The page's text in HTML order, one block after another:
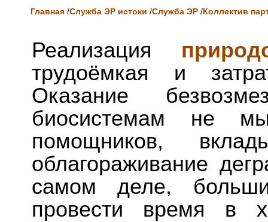
Главная /Служба ЭР истоки /Служба ЭР /Коллектив
Реализация
трудоёмкая и
Оказание
биосистемам не
помощников,
облагораживание
самом деле,
провести время в